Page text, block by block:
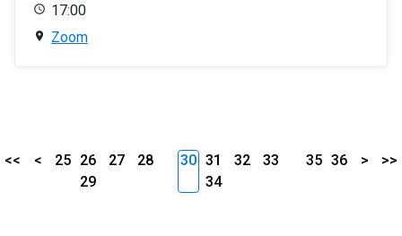
17:00
Zoom
<< < 25 26 27
28
29
30 31 32
33
34
35 36 > >>